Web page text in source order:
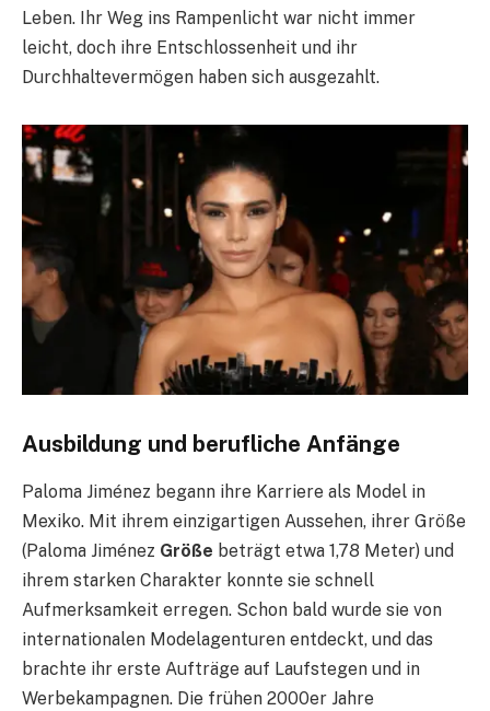
Leben. Ihr Weg ins Rampenlicht war nicht immer
leicht, doch ihre Entschlossenheit und ihr
Durchhaltevermögen haben sich ausgezahlt.
Ausbildung und berufliche Anfänge
Paloma Jiménez begann ihre Karriere als Model in
Mexiko. Mit ihrem einzigartigen Aussehen, ihrer Größe
(Paloma Jiménez Größe beträgt etwa 1,78 Meter) und
ihrem starken Charakter konnte sie schnell
Aufmerksamkeit erregen. Schon bald wurde sie von
internationalen Modelagenturen entdeckt, und das
brachte ihr erste Aufträge auf Laufstegen und in
Werbekampagnen. Die frühen 2000er Jahre